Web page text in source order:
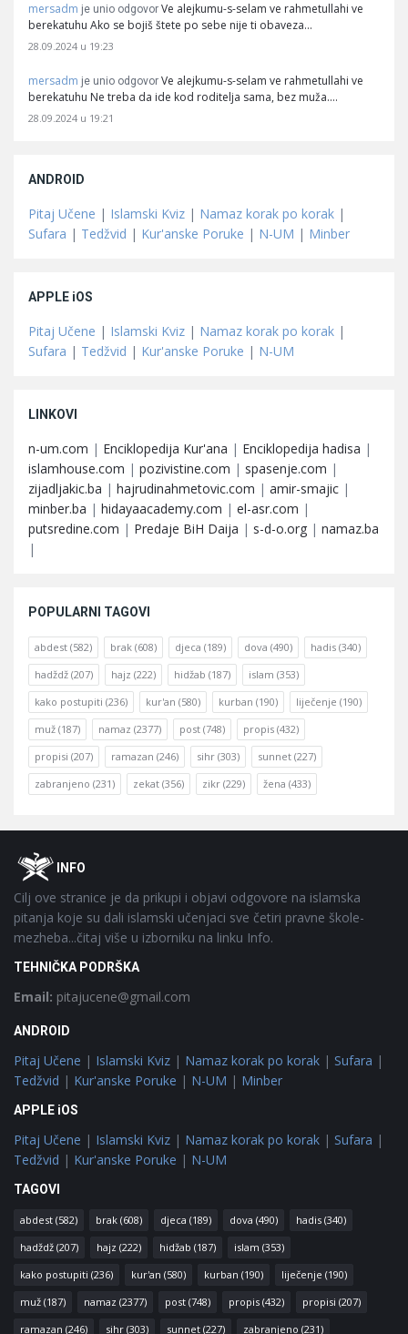
mersadm je unio odgovor Ve alejkumu-s-selam ve rahmetullahi ve
berekatuhu Ako se bojiš štete po sebe nije ti obaveza…
28.09.2024 u 19:23
mersadm je unio odgovor Ve alejkumu-s-selam ve rahmetullahi ve
berekatuhu Ne treba da ide kod roditelja sama, bez muža.…
28.09.2024 u 19:21
ANDROID
Pitaj Učene | Islamski Kviz | Namaz korak po korak |
Sufara | Tedžvid | Kur'anske Poruke | N-UM | Minber
APPLE iOS
Pitaj Učene | Islamski Kviz | Namaz korak po korak |
Sufara | Tedžvid | Kur'anske Poruke | N-UM
LINKOVI
n-um.com | Enciklopedija Kur'ana | Enciklopedija hadisa |
islamhouse.com | pozivistine.com | spasenje.com |
zijadljakic.ba | hajrudinahmetovic.com | amir-smajic |
minber.ba | hidayaacademy.com | el-asr.com |
putsredine.com | Predaje BiH Daija | s-d-o.org | namaz.ba
|
POPULARNI TAGOVI
abdest (582) brak (608) djeca (189) dova (490) hadis (340)
hadždž (207) hajz (222) hidžab (187) islam (353)
kako postupiti (236) kur'an (580) kurban (190) liječenje (190)
muž (187) namaz (2377) post (748) propis (432)
propisi (207) ramazan (246) sihr (303) sunnet (227)
zabranjeno (231) zekat (356) zikr (229) žena (433)
FooterOINFO
Cilj ove stranice je da prikupi i objavi odgovore na islamska
pitanja koje su dali islamski učenjaci sve četiri pravne škole-
mezheba...čitaj više u izborniku na linku Info.
TEHNIČKA PODRŠKA
Email: pitajucene@gmail.com
ANDROID
Pitaj Učene | Islamski Kviz | Namaz korak po korak | Sufara |
Tedžvid | Kur'anske Poruke | N-UM | Minber
APPLE iOS
Pitaj Učene | Islamski Kviz | Namaz korak po korak | Sufara |
Tedžvid | Kur'anske Poruke | N-UM
TAGOVI
abdest (582) brak (608) djeca (189) dova (490) hadis (340)
hadždž (207) hajz (222) hidžab (187) islam (353)
kako postupiti (236) kur'an (580) kurban (190) liječenje (190)
muž (187) namaz (2377) post (748) propis (432) propisi (207)
ramazan (246) sihr (303) sunnet (227) zabranjeno (231)